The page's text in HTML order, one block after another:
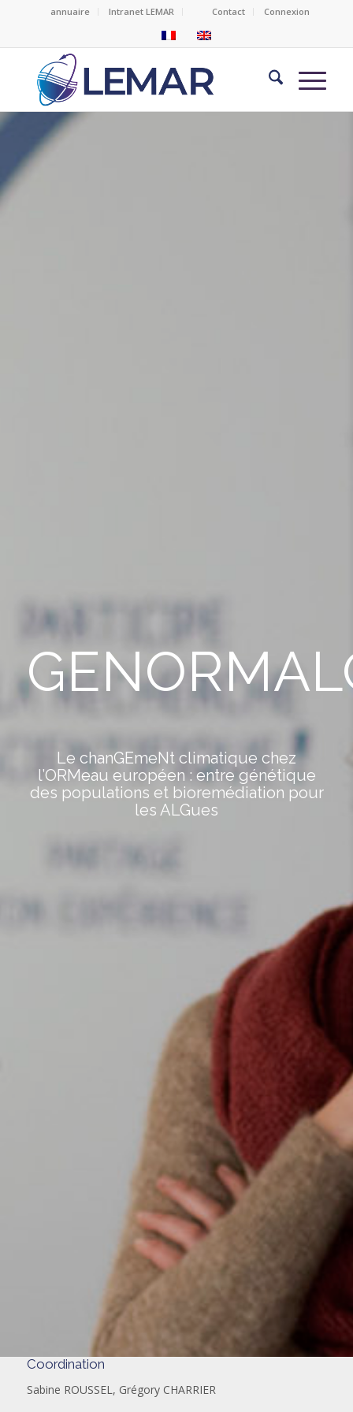
annuaire Intranet LEMAR Contact Connexion
Le chanGEmeNt climatique chez
l’ORMeau européen : entre génétique
des populations et bioremédiation pour
les ALGues
Coordination
Sabine ROUSSEL, Grégory CHARRIER